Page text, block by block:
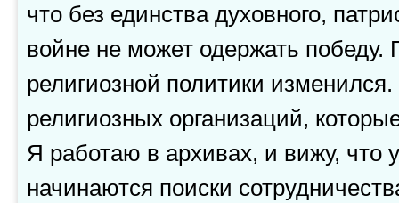
что без единства духовного,
войне не может одержать победу.
религиозной политики
религиозных организаций,
Я работаю в архивах, и вижу, что
начинаются поиски